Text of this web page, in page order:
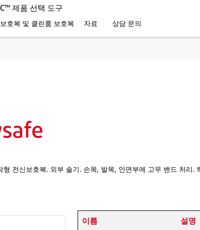
제품 선택 도구
호복 및 클린룸 보호복 자료 상담 문의
전신보호복. 외부 솔기. 손목, 발목, 안면부에 고무 밴드 처리.
이름 설명